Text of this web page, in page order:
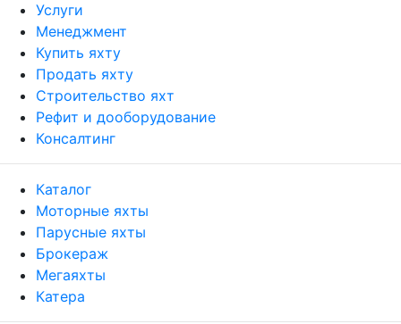
Услуги
Менеджмент
Купить яхту
Продать яхту
Строительство яхт
Рефит и дооборудование
Консалтинг
Каталог
Моторные яхты
Парусные яхты
Брокераж
Мегаяхты
Катера